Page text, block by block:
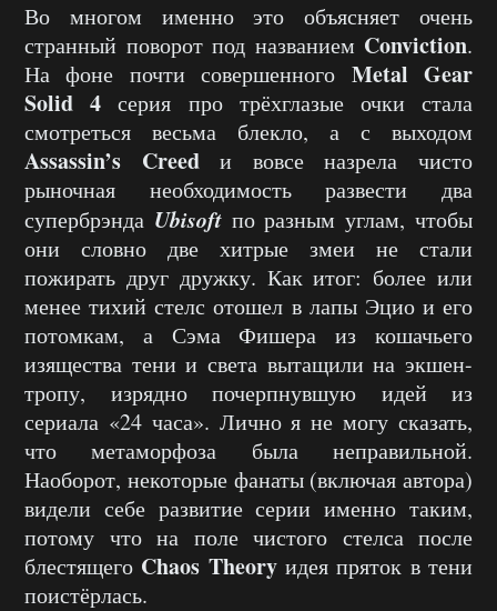
Во многом именно это объясняет очень
странный поворот под названием Conviction.
На фоне почти совершенного Metal Gear
Solid 4 серия про трёхглазые очки стала
смотреться весьма блекло, а с выходом
Assassin’s Creedи вовсе назрела чисто
рыночная необходимость развести два
супербрэнда Ubisoftпо разным углам, чтобы
они словно две хитрые змеи не стали
пожирать друг дружку. Как итог: более или
менее тихий стелс отошел в лапы Эцио и его
потомкам, а Сэма Фишера из кошачьего
изящества тени и света вытащили на экшен-
тропу, изрядно почерпнувшую идей из
сериала «24 часа». Лично я не могу сказать,
что метаморфоза была неправильной.
Наоборот, некоторые фанаты (включая автора)
видели себе развитие серии именно таким,
потому что на поле чистого стелса после
блестящего Chaos Theoryидея пряток в тени
поистёрлась.